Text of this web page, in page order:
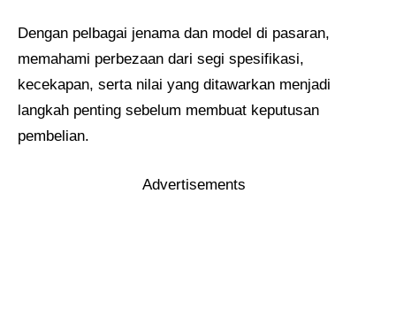
Dengan pelbagai jenama dan model di pasaran,
memahami perbezaan dari segi spesifikasi,
kecekapan, serta nilai yang ditawarkan menjadi
langkah penting sebelum membuat keputusan
pembelian.
Advertisements